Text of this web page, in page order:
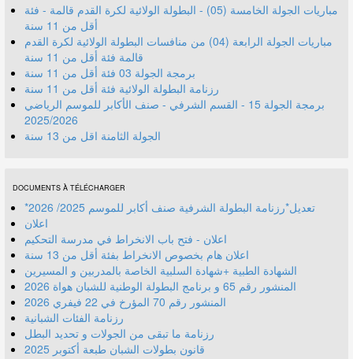
مباريات الجولة الخامسة (05) - البطولة الولائية لكرة القدم قالمة - فئة
أقل من 11 سنة
مباريات الجولة الرابعة (04) من منافسات البطولة الولائية لكرة القدم
قالمة فئة أقل من 11 سنة
برمجة الجولة 03 فئة أقل من 11 سنة
رزنامة البطولة الولائية فئة أقل من 11 سنة
برمجة الجولة 15 - القسم الشرفي - صنف الأكابر للموسم الرياضي
2025/2026
الجولة الثامنة اقل من 13 سنة
DOCUMENTS À TÉLÉCHARGER
*تعديل*رزنامة البطولة الشرفية صنف أكابر للموسم 2025/ 2026
اعلان
اعلان - فتح باب الانخراط في مدرسة التحكيم
اعلان هام بخصوص الانخراط بفئة أقل من 13 سنة
الشهادة الطبية +شهادة السلبية الخاصة بالمدربين و المسيرين
المنشور رقم 70 المؤرخ في 22 فيفري 2026
رزنامة الفئات الشبانية
رزنامة ما تبقى من الجولات و تحديد البطل
قانون بطولات الشبان طبعة أكتوبر 2025